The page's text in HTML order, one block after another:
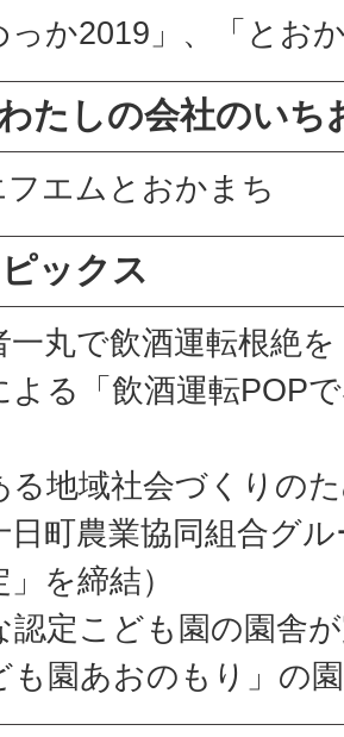
っか2019」、「とお
わたしの会社のい
エムとおかまち
ックス
一丸で飲酒運転根絶
よる「飲酒運転POPで
る地域社会づくりの
日町農業協同組合グ
を締結）
認定こども園の園舎
も園あおのもり」の